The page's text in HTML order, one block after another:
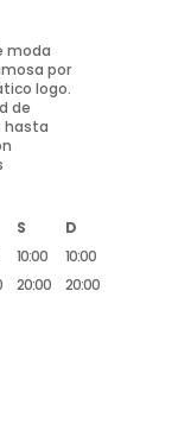
moda
por
logo.
de
hasta
S
D
10:00
20:00
10:00
20:00